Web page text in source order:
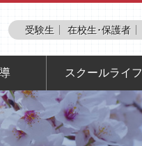
受験生 在校生･保護者
スクールライフ